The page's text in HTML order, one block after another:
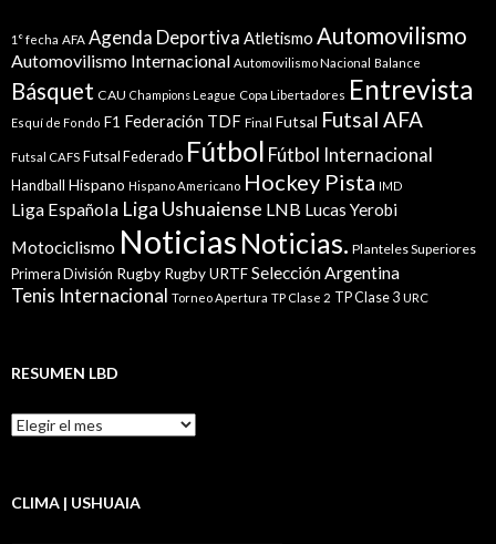
1° fecha AFA Agenda Deportiva Atletismo Automovilismo
Automovilismo Internacional Automovilismo Nacional Balance
Básquet CAU Champions League Copa Libertadores Entrevista
Esquí de Fondo F1 Federación TDF Final Futsal Futsal AFA
Futsal CAFS Futsal Federado Fútbol Fútbol Internacional
Handball Hispano Hispano Americano Hockey Pista IMD
Liga Española Liga Ushuaiense LNB Lucas Yerobi
Motociclismo Noticias Noticias. Planteles Superiores
Primera División Rugby Rugby URTFSelección Argentina
Tenis Internacional Torneo Apertura TP Clase 2 TP Clase 3 URC
RESUMEN LBD
Resumen
LBD
CLIMA | USHUAIA